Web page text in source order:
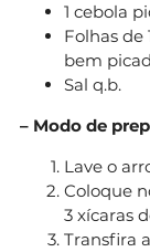
1 cebola
Folhas de
bem
Sal q.b.
– Modo de
Lave o
Coloque
3 xícaras
Transfira